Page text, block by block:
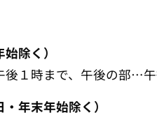
始除く）
時まで、午後の部…午
年末年始除く）